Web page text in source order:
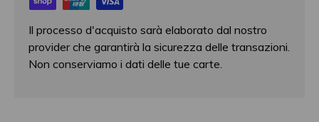
Il processo d'acquisto sarà elaborato dal nostro
provider che garantirà la sicurezza delle transazioni.
Non conserviamo i dati delle tue carte.